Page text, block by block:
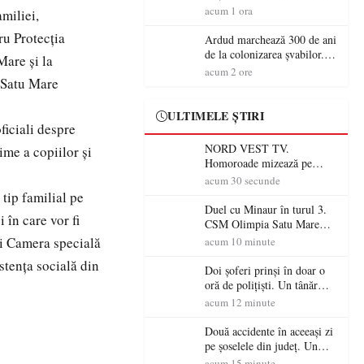
Protecția
și la
Mare
despre
a copiilor și
tip familial pe
în care vor fi
specială
socială din
startul înscrierilor. Două zile
comunității în Țara Oașului
acum 1 ora
Ardud marchează 300 de ani
de la colonizarea șvabilor.
Jubileul va fi sărbătorit pe 8
acum 2 ore
ULTIMELE ȘTIRI
NORD VEST TV.
Homoroade mizează pe
tradiție, turism și investiții.
„Oțeloaia rămâne un brand
al Codrului”
acum 30 secunde
Duel cu Minaur în turul 3.
CSM Olimpia Satu Mare
începe aventura în Cupa
acum 10 minute
Doi șoferi prinși în doar o
oră de polițiști. Un tânăr
conducea băut, iar un
cu permisul suspendat
acum 12 minute
Două accidente în aceeași zi
pe șoselele din județ. Un
șofer rănit la Ciuperceni, iar